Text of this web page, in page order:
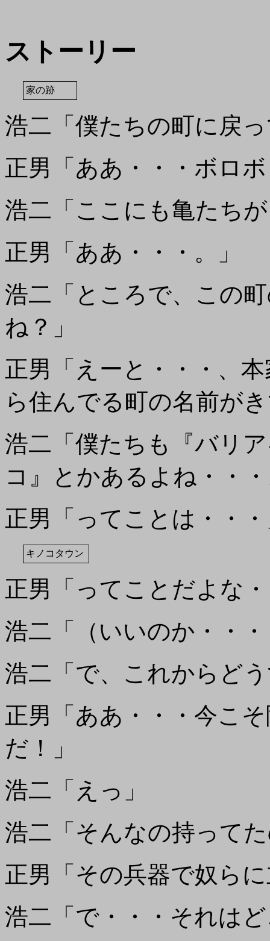
ストーリー
家の跡
浩二「僕たちの町に戻
正男「ああ・・・ボロ
浩二「ここにも亀たち
正男「ああ・・・。」
浩二「ところで、この
ね？」
正男「えーと・・・、
ら住んでる町の名前が
浩二「僕たちも『バリ
コ』とかあるよね・・
正男「ってことは・・
キノコタウン
正男「ってことだよな
浩二「（いいのか・・
浩二「で、これからど
正男「ああ・・・今こ
だ！」
浩二「えっ」
浩二「そんなの持って
正男「その兵器で奴ら
浩二「で・・・それは